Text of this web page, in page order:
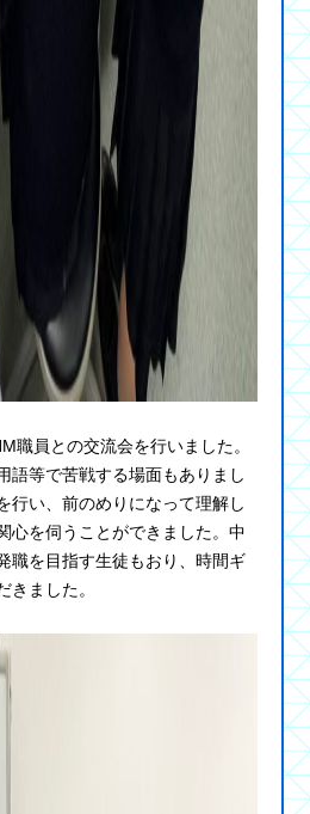
職員との交流会を行いました。
語等で苦戦する場面もありまし
行い、前のめりになって理解し
心を伺うことができました。中
職を目指す生徒もおり、時間ギ
きました。